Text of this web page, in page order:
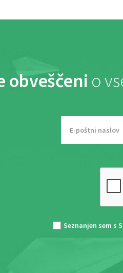
obveščeni o
Seznanjen sem s